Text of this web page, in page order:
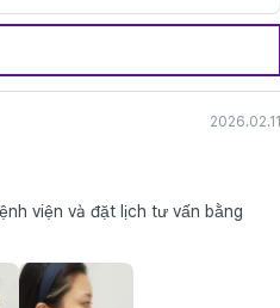
2026.02.11
viện và đặt lịch tư vấn bằng